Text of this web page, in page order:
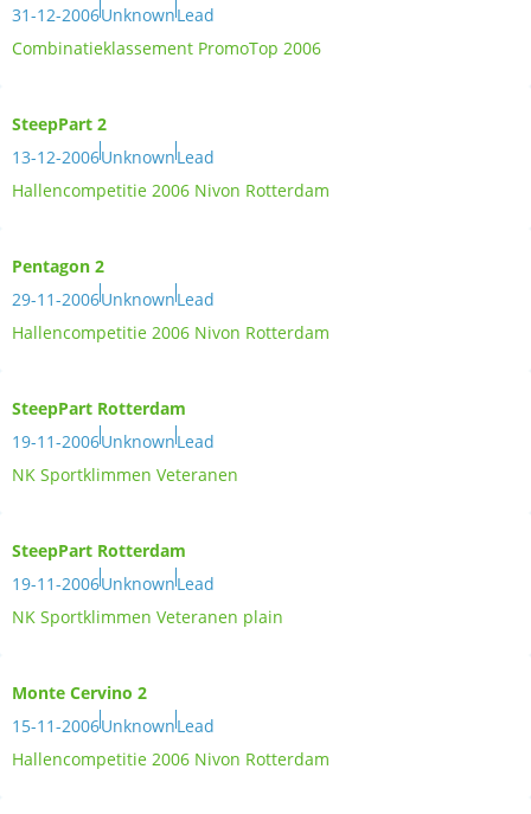
31-12-2006UnknownLead
Combinatieklassement PromoTop 2006
SteepPart 2
13-12-2006UnknownLead
Hallencompetitie 2006 Nivon Rotterdam
Pentagon 2
29-11-2006UnknownLead
Hallencompetitie 2006 Nivon Rotterdam
SteepPart Rotterdam
19-11-2006UnknownLead
NK Sportklimmen Veteranen
SteepPart Rotterdam
19-11-2006UnknownLead
NK Sportklimmen Veteranen plain
Monte Cervino 2
15-11-2006UnknownLead
Hallencompetitie 2006 Nivon Rotterdam